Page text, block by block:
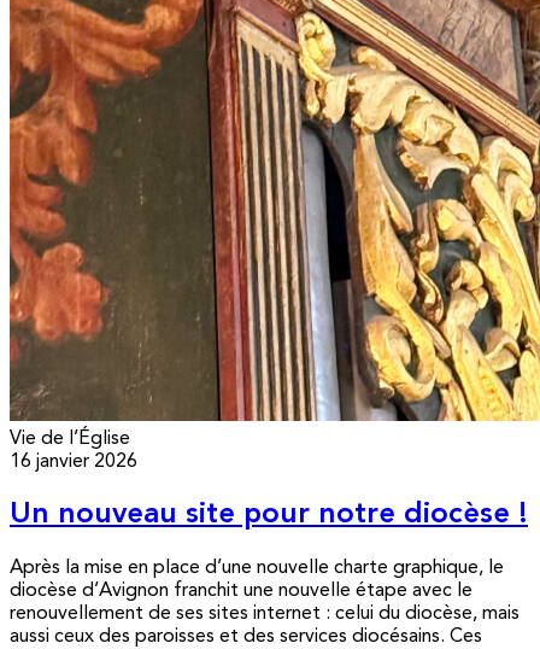
Vie de l’Église
16 janvier 2026
Un nouveau site pour notre diocèse !
Après la mise en place d’une nouvelle charte graphique, le
diocèse d’Avignon franchit une nouvelle étape avec le
renouvellement de ses sites internet : celui du diocèse, mais
aussi ceux des paroisses et des services diocésains. Ces